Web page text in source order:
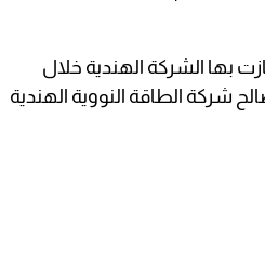
بها الشركة الهندية خلال
شركة الطاقة النووية الهندية